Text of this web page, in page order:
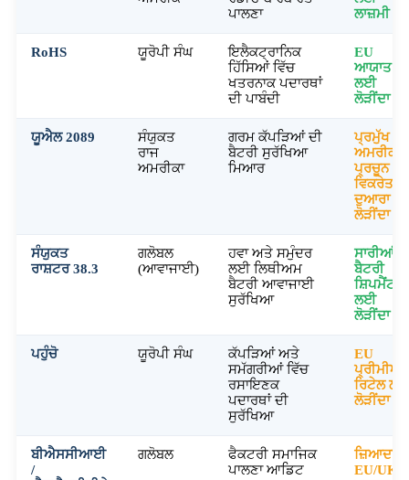
ਪਾਲਣਾ
ਲਾਜ਼ਮੀ
RoHS ਯੂਰੋਪੀ ਸੰਘ
ਇਲੈਕਟ੍ਰਾਨਿਕ
ਹਿੱਸਿਆਂ ਵਿੱਚ
ਖਤਰਨਾਕ ਪਦਾਰਥਾਂ
ਦੀ ਪਾਬੰਦੀ
EU
ਆਯਾਤ
ਲਈ
ਲੋੜੀਂਦਾ ਹੈ
ਯੂਐਲ 2089
ਸੰਯੁਕਤ
ਰਾਜ
ਅਮਰੀਕਾ
ਗਰਮ ਕੱਪੜਿਆਂ ਦੀ
ਬੈਟਰੀ ਸੁਰੱਖਿਆ
ਮਿਆਰ
ਪ੍ਰਮੁੱਖ
ਅਮਰੀਕੀ
ਪ੍ਰਚੂਨ
ਵਿਕਰੇਤਾਵਾਂ
ਦੁਆਰਾ
ਲੋੜੀਂਦਾ
ਸੰਯੁਕਤ
ਰਾਸ਼ਟਰ 38.3
ਗਲੋਬਲ
(ਆਵਾਜਾਈ)
ਹਵਾ ਅਤੇ ਸਮੁੰਦਰ
ਲਈ ਲਿਥੀਅਮ
ਬੈਟਰੀ ਆਵਾਜਾਈ
ਸੁਰੱਖਿਆ
ਸਾਰੀਆਂ
ਬੈਟਰੀ
ਸ਼ਿਪਮੈਂਟਾਂ
ਲਈ
ਲੋੜੀਂਦਾ ਹੈ
ਪਹੁੰਚੋ ਯੂਰੋਪੀ ਸੰਘ
ਕੱਪੜਿਆਂ ਅਤੇ
ਸਮੱਗਰੀਆਂ ਵਿੱਚ
ਰਸਾਇਣਕ
ਪਦਾਰਥਾਂ ਦੀ
ਸੁਰੱਖਿਆ
EU
ਰਿਟੇਲ
ਲੋੜੀਂਦਾ ਹੈ
ਬੀਐਸਸੀਆਈ
/
ਗਲੋਬਲ
ਫੈਕਟਰੀ ਸਮਾਜਿਕ
ਪਾਲਣਾ ਆਡਿਟ
EU/UK